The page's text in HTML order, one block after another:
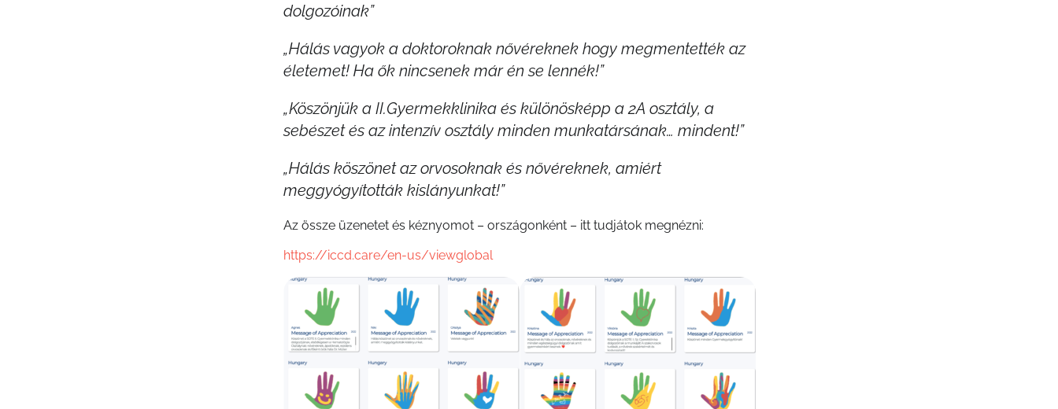
dolgozóinak”
„Hálás vagyok a doktoroknak nővéreknek hogy megmentették az
életemet! Ha ők nincsenek már én se lennék!”
„Köszönjük a II.Gyermekklinika és különösképp a 2A osztály, a
sebészet és az intenzív osztály minden munkatársának… mindent!”
„Hálás köszönet az orvosoknak és nővéreknek, amiért
meggyógyították kislányunkat!”
Az össze üzenetet és kéznyomot – országonként – itt tudjátok megnézni:
https://iccd.care/en-us/viewglobal